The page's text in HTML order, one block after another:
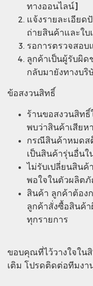
ทางออนไลน์]
แจ้งรายละเอียด
ถ่ายสินค้าและใบ
รอการตรวจสอ
ลูกค้าเป็นผู้รับผิด
กลับมายังทางบริ
ข้อสงวนสิทธิ์
ร้านขอสงวนสิท
พบว่าสินค้าเสียห
กรณีสินค้าหมดส
เป็นสินค้ารุ่นอื่นใ
ไม่รับเปลี่ยนสิน
พอใจในตัวผลิต
สินค้า ลูกค้าต้อง
ลูกค้าสั่งซื้อสินค้
ทุกรายการ
ขอบคุณที่ไว้วางใจใน
เติม โปรดติดต่อทีมงา